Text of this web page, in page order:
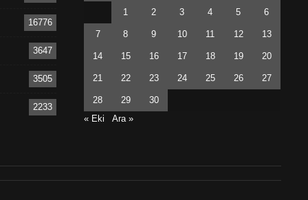
16776
3647
3505
2233
1 2 3 4 5 6
7 8 9 10 11 12 13
14 15 16 17 18 19 20
21 22 23 24 25 26 27
28 29
30
« Eki
Ara »